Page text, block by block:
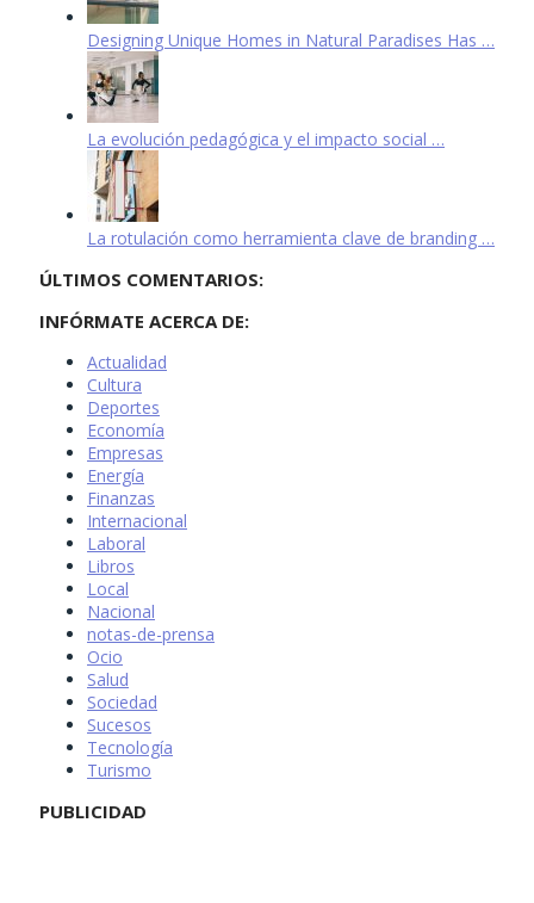
Designing Unique Homes in Natural Paradises Has …
La evolución pedagógica y el impacto social …
La rotulación como herramienta clave de branding …
ÚLTIMOS COMENTARIOS:
INFÓRMATE ACERCA DE:
Actualidad
Cultura
Deportes
Economía
Empresas
Energía
Finanzas
Internacional
Laboral
Libros
Local
Nacional
notas-de-prensa
Ocio
Salud
Sociedad
Sucesos
Tecnología
Turismo
PUBLICIDAD